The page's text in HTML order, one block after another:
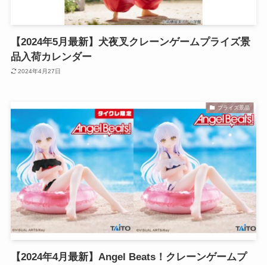
【2024年5月最新】犬夜叉クレーンゲームプライズ景
品入荷カレンダー
2024年4月27日
プライズ景品
【2024年4月最新】Angel Beats！クレーンゲームプ